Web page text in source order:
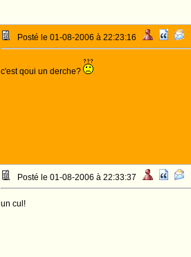
Posté le 01-08-2006 à 22:23:16
c'est qoui un derche?
Posté le 01-08-2006 à 22:33:37
un cul!